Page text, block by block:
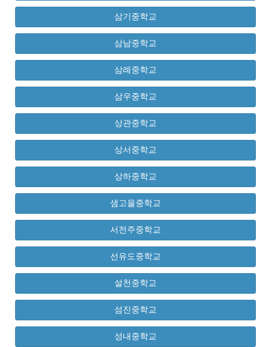
삼기중학교
삼남중학교
삼례중학교
삼우중학교
상관중학교
상서중학교
상하중학교
샘고을중학교
서전주중학교
선유도중학교
설천중학교
섬진중학교
성내중학교